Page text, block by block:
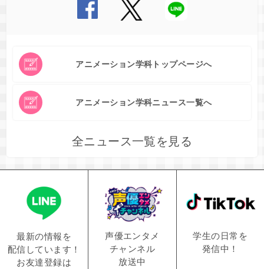
アニメーション学科トップページへ
アニメーション学科ニュース一覧へ
全ニュース一覧を見る
最新の情報を
配信しています！
お友達登録は
声優エンタメ
チャンネル
放送中
学生の日常を
発信中！